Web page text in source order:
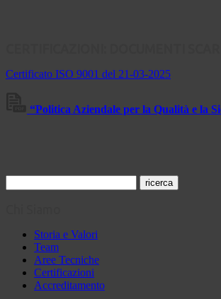
Certificato ISO 9001 del 21-03-2025
“Politica Aziendale per la Qualità e la
Storia e Valori
Team
Aree Tecniche
Certificazioni
Accreditamento